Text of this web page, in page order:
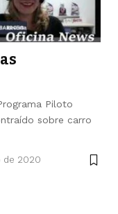
Piloto
sobre carro
de 2020